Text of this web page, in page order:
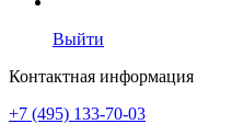
Выйти
Контактная информация
+7 (495) 133-70-03